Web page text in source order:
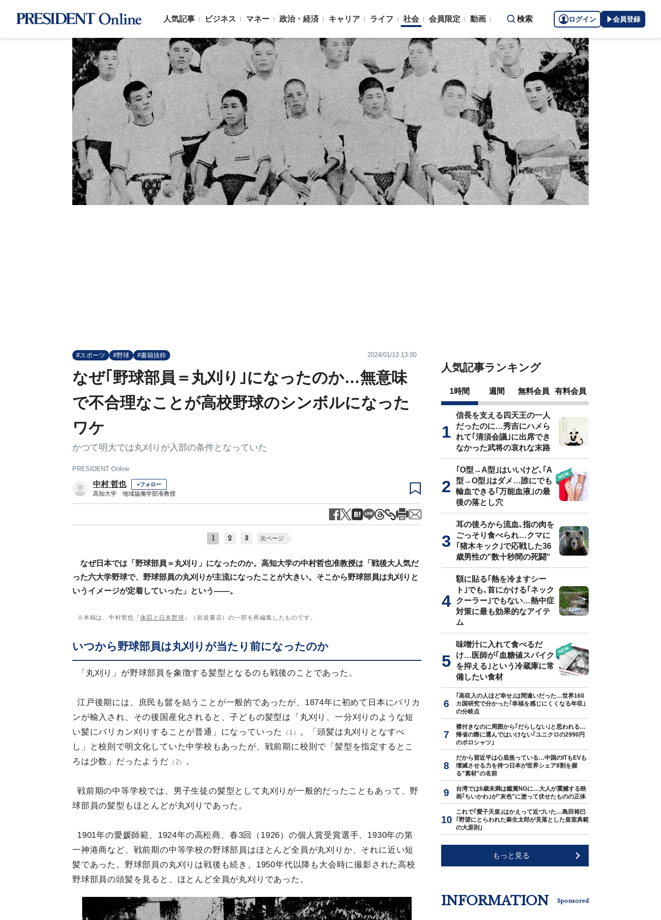
人気記事 ビジネス マネー 政治・経済 キャリア ライフ 社会 会員限定 動画 検索 ログイン 会員登録
#スポーツ #野球 #書籍抜粋 2024/01/13 13:00
なぜ｢野球部員＝丸刈り｣になったのか…無意味
で不合理なことが高校野球のシンボルになった
ワケ
かつて明大では丸刈りが入部の条件となっていた
PRESIDENT Online
中村 哲也 +フォロー
高知大学 地域協働学部准教授
1 2 3 次ページ
なぜ日本では「野球部員＝丸刈り」になったのか。高知大学の中村哲也准教授は「戦後大人気だ
った六大学野球で、野球部員の丸刈りが主流になったことが大きい。そこから野球部員は丸刈りと
いうイメージが定着していった」という――。
※本稿は、中村哲也『体罰と日本野球 』（岩波書店）の一部を再編集したものです。
いつから野球部員は丸刈りが当たり前になったのか
「丸刈り」が野球部員を象徴する髪型となるのも戦後のことであった。
江戸後期には、庶民も髷を結うことが一般的であったが、1874年に初めて日本にバリカ
ンが輸入され、その後国産化されると、子どもの髪型は「丸刈り、一分刈りのような短
い髪にバリカン刈りすることが普通」になっていった
（1） 。「頭髪は丸刈りとなすべ
し」と校則で明文化していた中学校もあったが、戦前期に校則で「髪型を指定するとこ
ろは少数」だったようだ （2） 。
戦前期の中等学校では、男子生徒の髪型として丸刈りが一般的だったこともあって、野
球部員の髪型もほとんどが丸刈りであった。
1901年の愛媛師範、1924年の高松商、春3回（1926）の個人賞受賞選手、1930年の第
一神港商など、戦前期の中等学校の野球部員はほとんど全員が丸刈りか、それに近い短
髪であった。野球部員の丸刈りは戦後も続き、1950年代以降も大会時に撮影された高校
野球部員の頭髪を見ると、ほとんど全員が丸刈りであった。
人気記事ランキング
1時間 週間 無料会員 有料会員
信長を支える四天王の一人
だったのに…秀吉にハメら
れて｢清須会議｣に出席でき
なかった武将の哀れな末路
｢O型→A型｣はいいけど､｢A
型→O型｣はダメ…誰にでも
輸血できる｢万能血液｣の最
後の落とし穴
耳の後ろから流血､指の肉を
ごっそり食べられ…クマに
｢猪木キック｣で応戦した36
歳男性の"数十秒間の死闘"
額に貼る｢熱を冷ますシー
ト｣でも､首にかける｢ネック
クーラー｣でもない…熱中症
対策に最も効果的なアイテ
ム
味噌汁に入れて食べるだ
け…医師が｢血糖値スパイク
を抑える｣という冷蔵庫に常
備したい食材
｢高収入の人ほど幸せ｣は間違いだった…世界160
カ国研究で分かった｢幸福を感じにくくなる年収｣
の分岐点
襟付きなのに周囲から｢だらしない｣と思われる…
帰省の際に選んではいけない｢ユニクロの2990円
のポロシャツ｣
だから習近平は心底焦っている…中国のITもEVも
壊滅させる力を持つ日本が世界シェア8割を握
る"素材"の名前
台湾では6歳未満は鑑賞NGに…大人が震撼する映
画｢ちいかわ｣が"灰色"に塗って伏せたものの正体
これで｢愛子天皇｣はかえって近づいた…島田裕巳
｢野望にとらわれた麻生太郎が見落とした皇室典範
の大原則｣
もっと見る
INFORMATION Sponsored